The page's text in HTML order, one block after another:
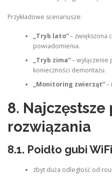
Przykładowe scenariusze:
„Tryb lato”– zwiększona
powiadomienia.
„Tryb zima”–
konieczności demontażu.
„Monitoring zwierząt”–
8.
rozwiązania
8.1. Poidło gubi WiFi
zbyt duża odległość od